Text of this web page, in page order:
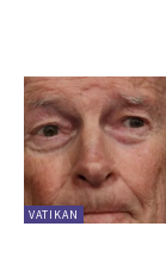
VATIKAN